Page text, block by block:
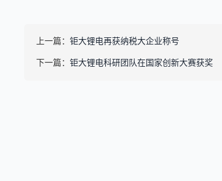
上一篇： 钜大锂电再获纳税大企业称号
下一篇： 钜大锂电科研团队在国家创新大赛获奖